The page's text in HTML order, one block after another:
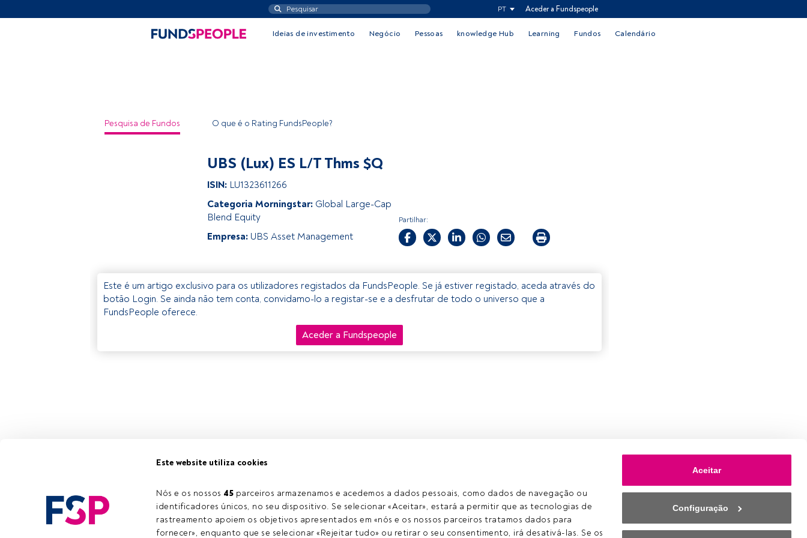
Este website utiliza cookies
Nós e os nossos 45 parceiros armazenamos e acedemos a dados pessoais, como dados de navegação ou
identificadores únicos, no seu dispositivo. Se selecionar «Aceitar», estará a permitir que as tecnologias de
rastreamento apoiem os objetivos apresentados em «nós e os nossos parceiros tratamos dados para
fornecer», enquanto que se selecionar «Rejeitar tudo» ou retirar o seu consentimento, irá desativá-las. Se os
Aceitar
Configuração
PT Aceder a Fundspeople
Ideias de investimento Negócio Pessoas knowledge Hub Learning Fundos Calendário
Pesquisa de Fundos O que é o Rating FundsPeople?
UBS (Lux) ES L/T Thms $Q
ISIN: LU1323611266
Categoria Morningstar: Global Large-Cap
Blend Equity
Empresa: UBS Asset Management
Partilhar:
Este é um artigo exclusivo para os utilizadores registados da FundsPeople. Se já estiver registado, aceda através do
botão Login. Se ainda não tem conta, convidamo-lo a registar-se e a desfrutar de todo o universo que a
FundsPeople oferece.
Aceder a Fundspeople